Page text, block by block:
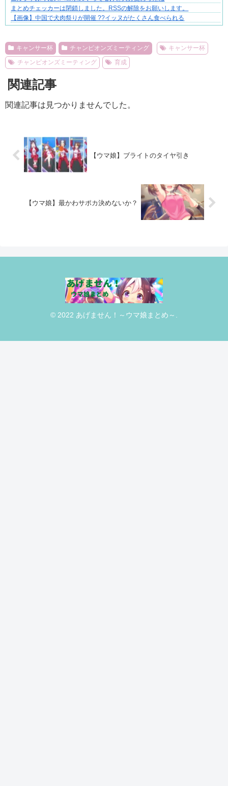
まとめチェッカーは閉鎖しました。RSSの解除をお願いします。
【画像】中国で犬肉祭りが開催 ??イッヌがたくさん食べられる
キャンサー杯 チャンピオンズミーティング
キャンサー杯
チャンピオンズミーティング
育成
関連記事
関連記事は見つかりませんでした。
【ウマ娘】ブライトのタイヤ引き
【ウマ娘】最かわサポカ決めないか？
© 2022 あげません！～ウマ娘まとめ～.